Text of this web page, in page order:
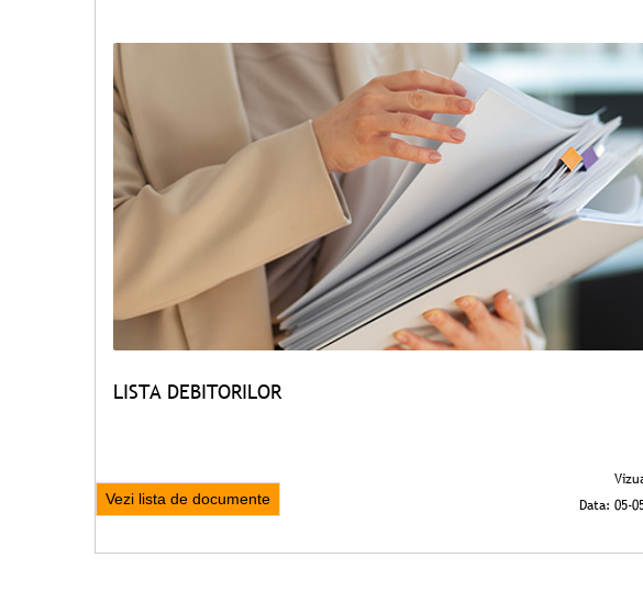
LISTA DEBITORILOR
Vezi lista de documente